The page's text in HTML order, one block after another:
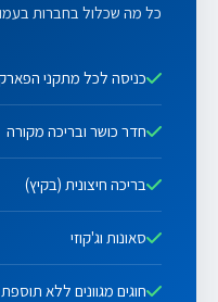
כל מה שכלול בחברות
כניסה לכל מתקני
חדר כושר ובריכה מקורה
בריכה חיצונית (בקיץ)
סאונות וג'קוזי
חוגים מגוונים ללא